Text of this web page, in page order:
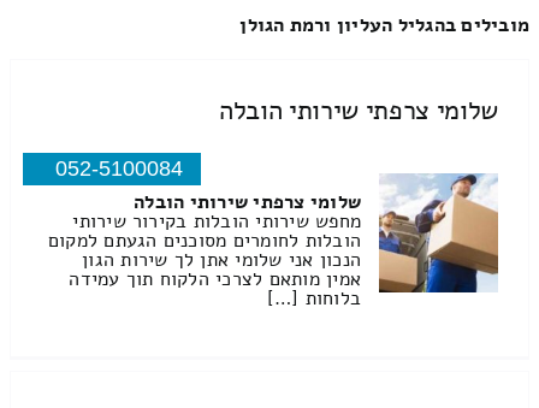
מובילים בהגליל העליון ורמת הגולן
שלומי צרפתי שירותי הובלה
052-5100084
שלומי צרפתי שירותי הובלה
מחפש שירותי הובלות בקירור שירותי
הובלות לחומרים מסוכנים הגעתם למקום
הנכון אני שלומי אתן לך שירות הגון
אמין מותאם לצרכי הלקוח תוך עמידה
בלוחות […]